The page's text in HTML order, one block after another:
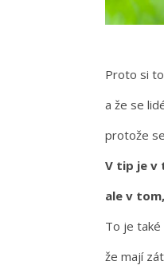
Proto si
a že se
protože
V tip je v
ale v
To je také
že mají